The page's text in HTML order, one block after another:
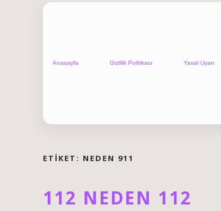
Anasayfa Gizlilik Politikası Yasal Uyarı
ETIKET: NEDEN 911
112 NEDEN 112